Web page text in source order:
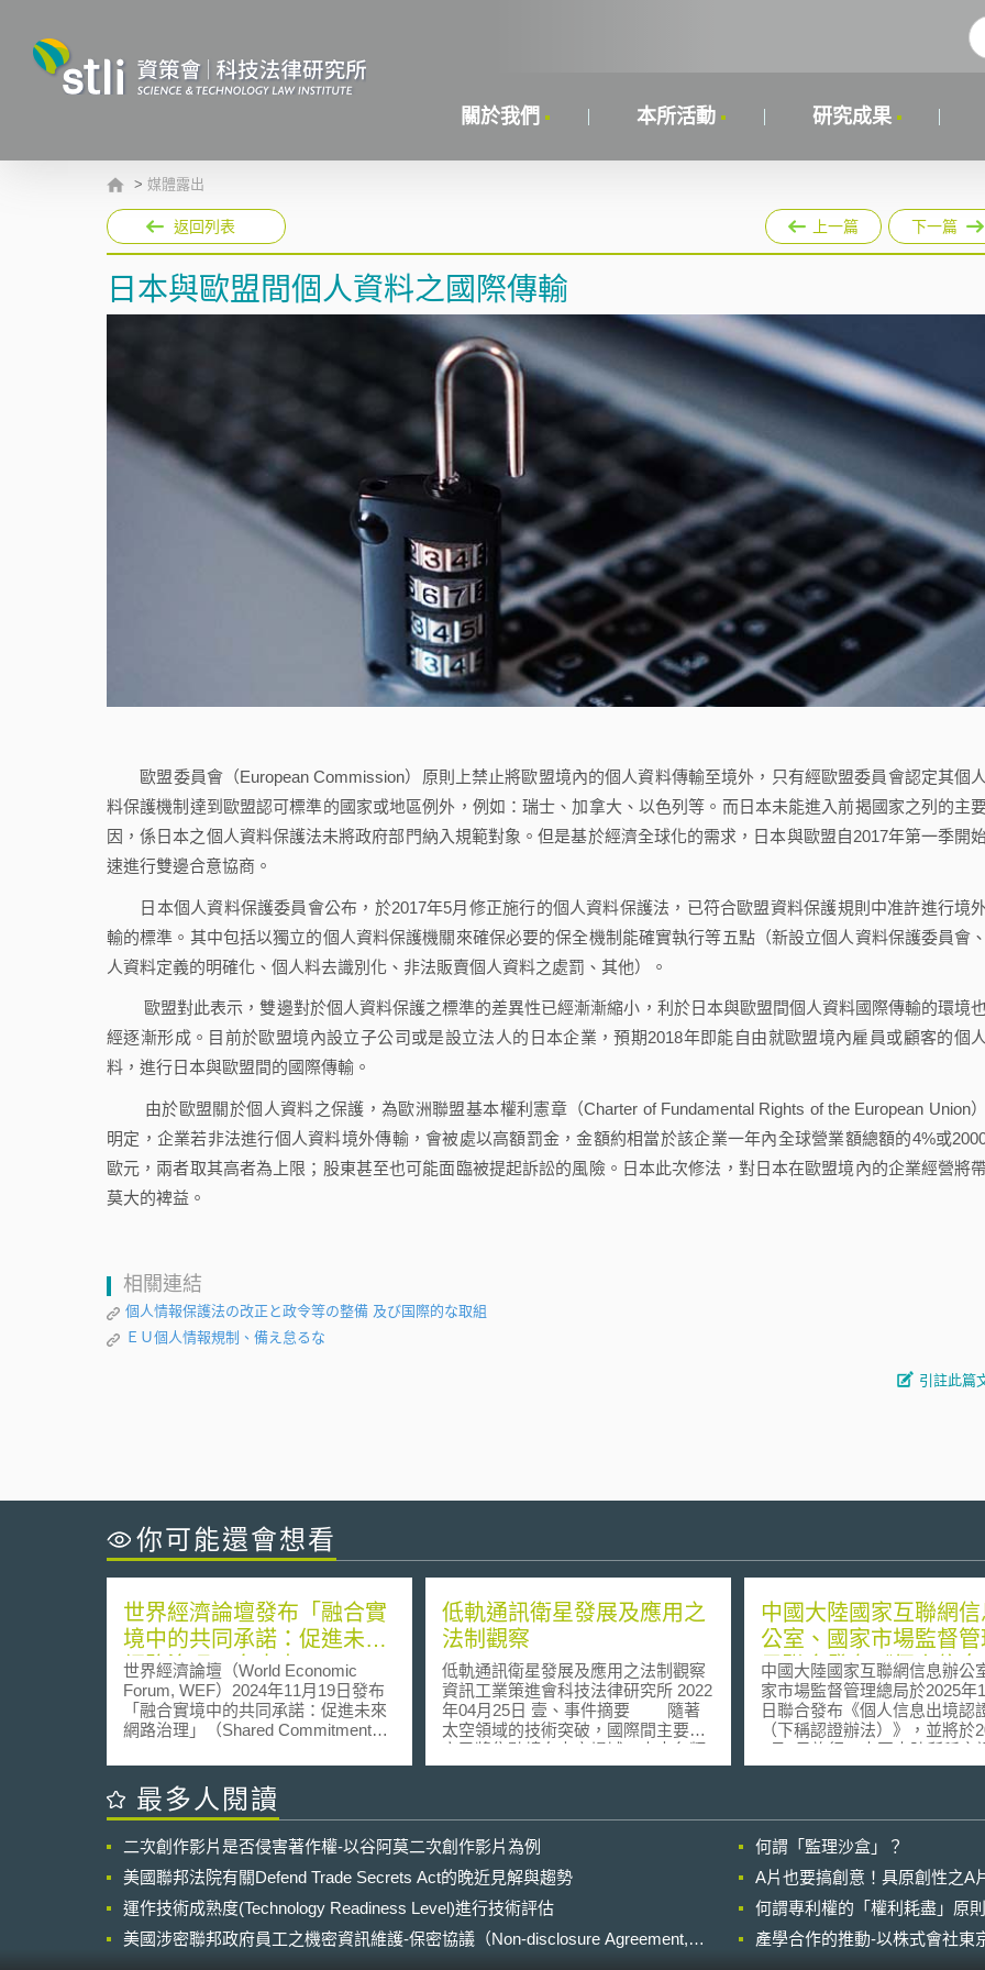
關於我們 本所活動 研究成果
> 媒體露出
返回列表 上一篇 下一篇
日本與歐盟間個人資料之國際傳輸
歐盟委員會（European Commission）原則上禁止將歐盟境內的個人資料傳輸至境外，只有經歐盟委員會認定其個
料保護機制達到歐盟認可標準的國家或地區例外，例如：瑞士、加拿大、以色列等。而日本未能進入前揭國家之列的主
因，係日本之個人資料保護法未將政府部門納入規範對象。但是基於經濟全球化的需求，日本與歐盟自2017年第一季開
速進行雙邊合意協商。
日本個人資料保護委員會公布，於2017年5月修正施行的個人資料保護法，已符合歐盟資料保護規則中准許進行境
輸的標準。其中包括以獨立的個人資料保護機關來確保必要的保全機制能確實執行等五點（新設立個人資料保護委員會
人資料定義的明確化、個人料去識別化、非法販賣個人資料之處罰、其他）。
歐盟對此表示，雙邊對於個人資料保護之標準的差異性已經漸漸縮小，利於日本與歐盟間個人資料國際傳輸的環境
經逐漸形成。目前於歐盟境內設立子公司或是設立法人的日本企業，預期2018年即能自由就歐盟境內雇員或顧客的個
料，進行日本與歐盟間的國際傳輸。
由於歐盟關於個人資料之保護，為歐洲聯盟基本權利憲章（Charter of Fundamental Rights of the European Union
明定，企業若非法進行個人資料境外傳輸，會被處以高額罰金，金額約相當於該企業一年內全球營業額總額的4%或
歐元，兩者取其高者為上限；股東甚至也可能面臨被提起訴訟的風險。日本此次修法，對日本在歐盟境內的企業經營將
莫大的裨益。
相關連結
個人情報保護法の改正と政令等の整備 及び国際的な取組
ＥＵ個人情報規制、備え怠るな
引註此篇
你可能還會想看
世界經濟論壇發布「融合實
境中的共同承諾：促進未來
網路治理」白皮書
世界經濟論壇（World Economic
Forum, WEF）2024年11月19日發布
「融合實境中的共同承諾：促進未來
網路治理」（Shared Commitments
Governance in the Future Internet）
白皮書，說明進入虛實整合的融合實
境（Blended Reality, BR）時代，需
以人為本的網路治理框架並促進多方
參與，以平衡技術創新與社會期待之
間的差距，使網際網路持續進步。 融
合實境是由延展實境（Extended
Reality）、AI、物聯網（Internet of
Things）、6G網路、區塊鏈等新興技
低軌通訊衛星發展及應用之
法制觀察
低軌通訊衛星發展及應用之法制觀察
資訊工業策進會科技法律研究所 2022
年04月25日 壹、事件摘要 隨著
太空領域的技術突破，國際間主要國
家已將焦點轉向太空場域，未來各類
型太空商業活動及軍事性部署將大幅
注，對於國家如何承擔作為太空活動
主體的國家責任，尤其是太空物體發
射活動之風險控管、損害賠償責任問
題，以及善盡減少太空碎片之國際義
務等；此外，較為成熟的低軌衛星通
訊服務，國際業者如SpaceX、
中國大陸國家互聯網
公室、國家市場監督管
局聯合發布《個人信息
認證辦法》
中國大陸國家互聯網信息辦公
家市場監督管理總局於2025年
日聯合發布《個人信息出境認
（下稱認證辦法）》，並將於
1月1日施行。中國大陸所稱之
為臺灣所稱之驗證，屬兩岸詞
保護法》第38條須向境外提供
料方法有四種：分別為1.透過
信部門組織的安全評估、2.經
構進行個人資料保護驗證、3.依
家網信部門制定的標準化契約
接受者訂定契約，以約定雙方
最多人閱讀
二次創作影片是否侵害著作權-以谷阿莫二次創作影片為例
何謂「監理沙盒」？
美國聯邦法院有關Defend Trade Secrets Act的晚近見解與趨勢
A片也要搞創意！具原創性之A
運作技術成熟度(Technology Readiness Level)進行技術評估
何謂專利權的「權利耗盡」原
美國涉密聯邦政府員工之機密資訊維護-保密協議（Non-disclosure Agreement,
產學合作的推動-以株式會社東